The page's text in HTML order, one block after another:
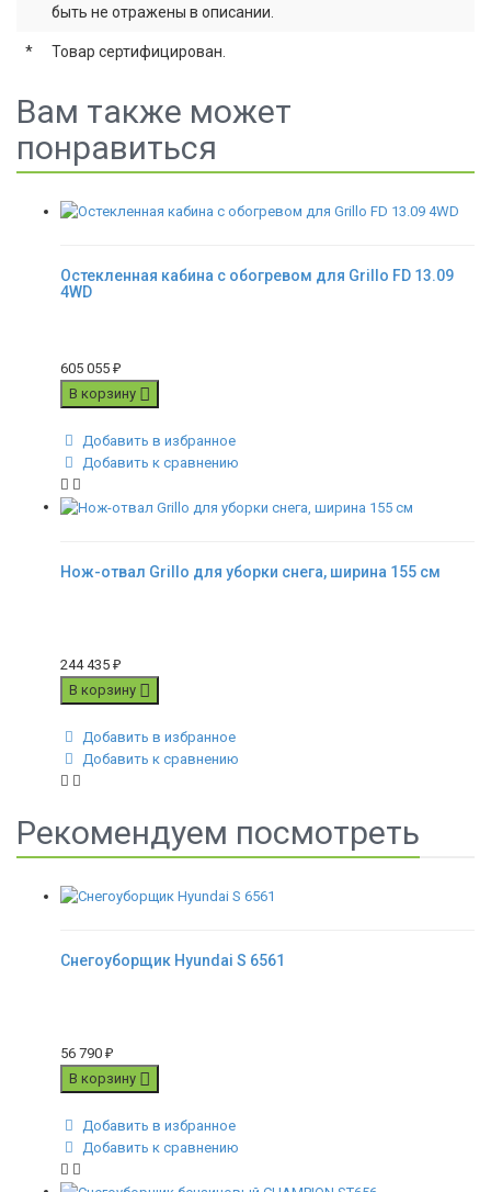
быть не отражены в описании.
* Товар сертифицирован.
Вам также может
понравиться
Остекленная кабина с обогревом для Grillo FD 13.09
4WD
605 055 ₽
В корзину
Добавить в избранное
Добавить к сравнению
Нож-отвал Grillo для уборки снега, ширина 155 см
244 435 ₽
В корзину
Добавить в избранное
Добавить к сравнению
Рекомендуем посмотреть
Снегоуборщик Hyundai S 6561
56 790 ₽
В корзину
Добавить в избранное
Добавить к сравнению